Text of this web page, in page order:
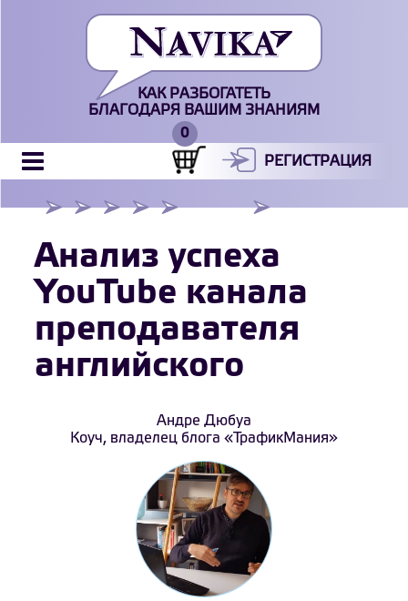
КАК РАЗБОГАТЕТЬ
БЛАГОДАРЯ ВАШИМ ЗНАНИЯМ
РЕГИСТРАЦИЯ
Анализ успеха
YouTube канала
преподавателя
английского
Андре Дюбуа
Коуч, владелец блога «ТрафикМания»